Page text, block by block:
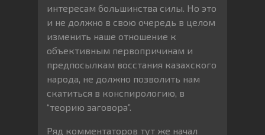
интересам большинства силы. Но это
и не должно в свою очередь в целом
изменить наше отношение к
объективным первопричинам и
предпосылкам восстания казахского
народа, не должно позволить нам
скатиться в конспирологию, в
“теорию заговора”.
Ряд комментаторов тут же начал